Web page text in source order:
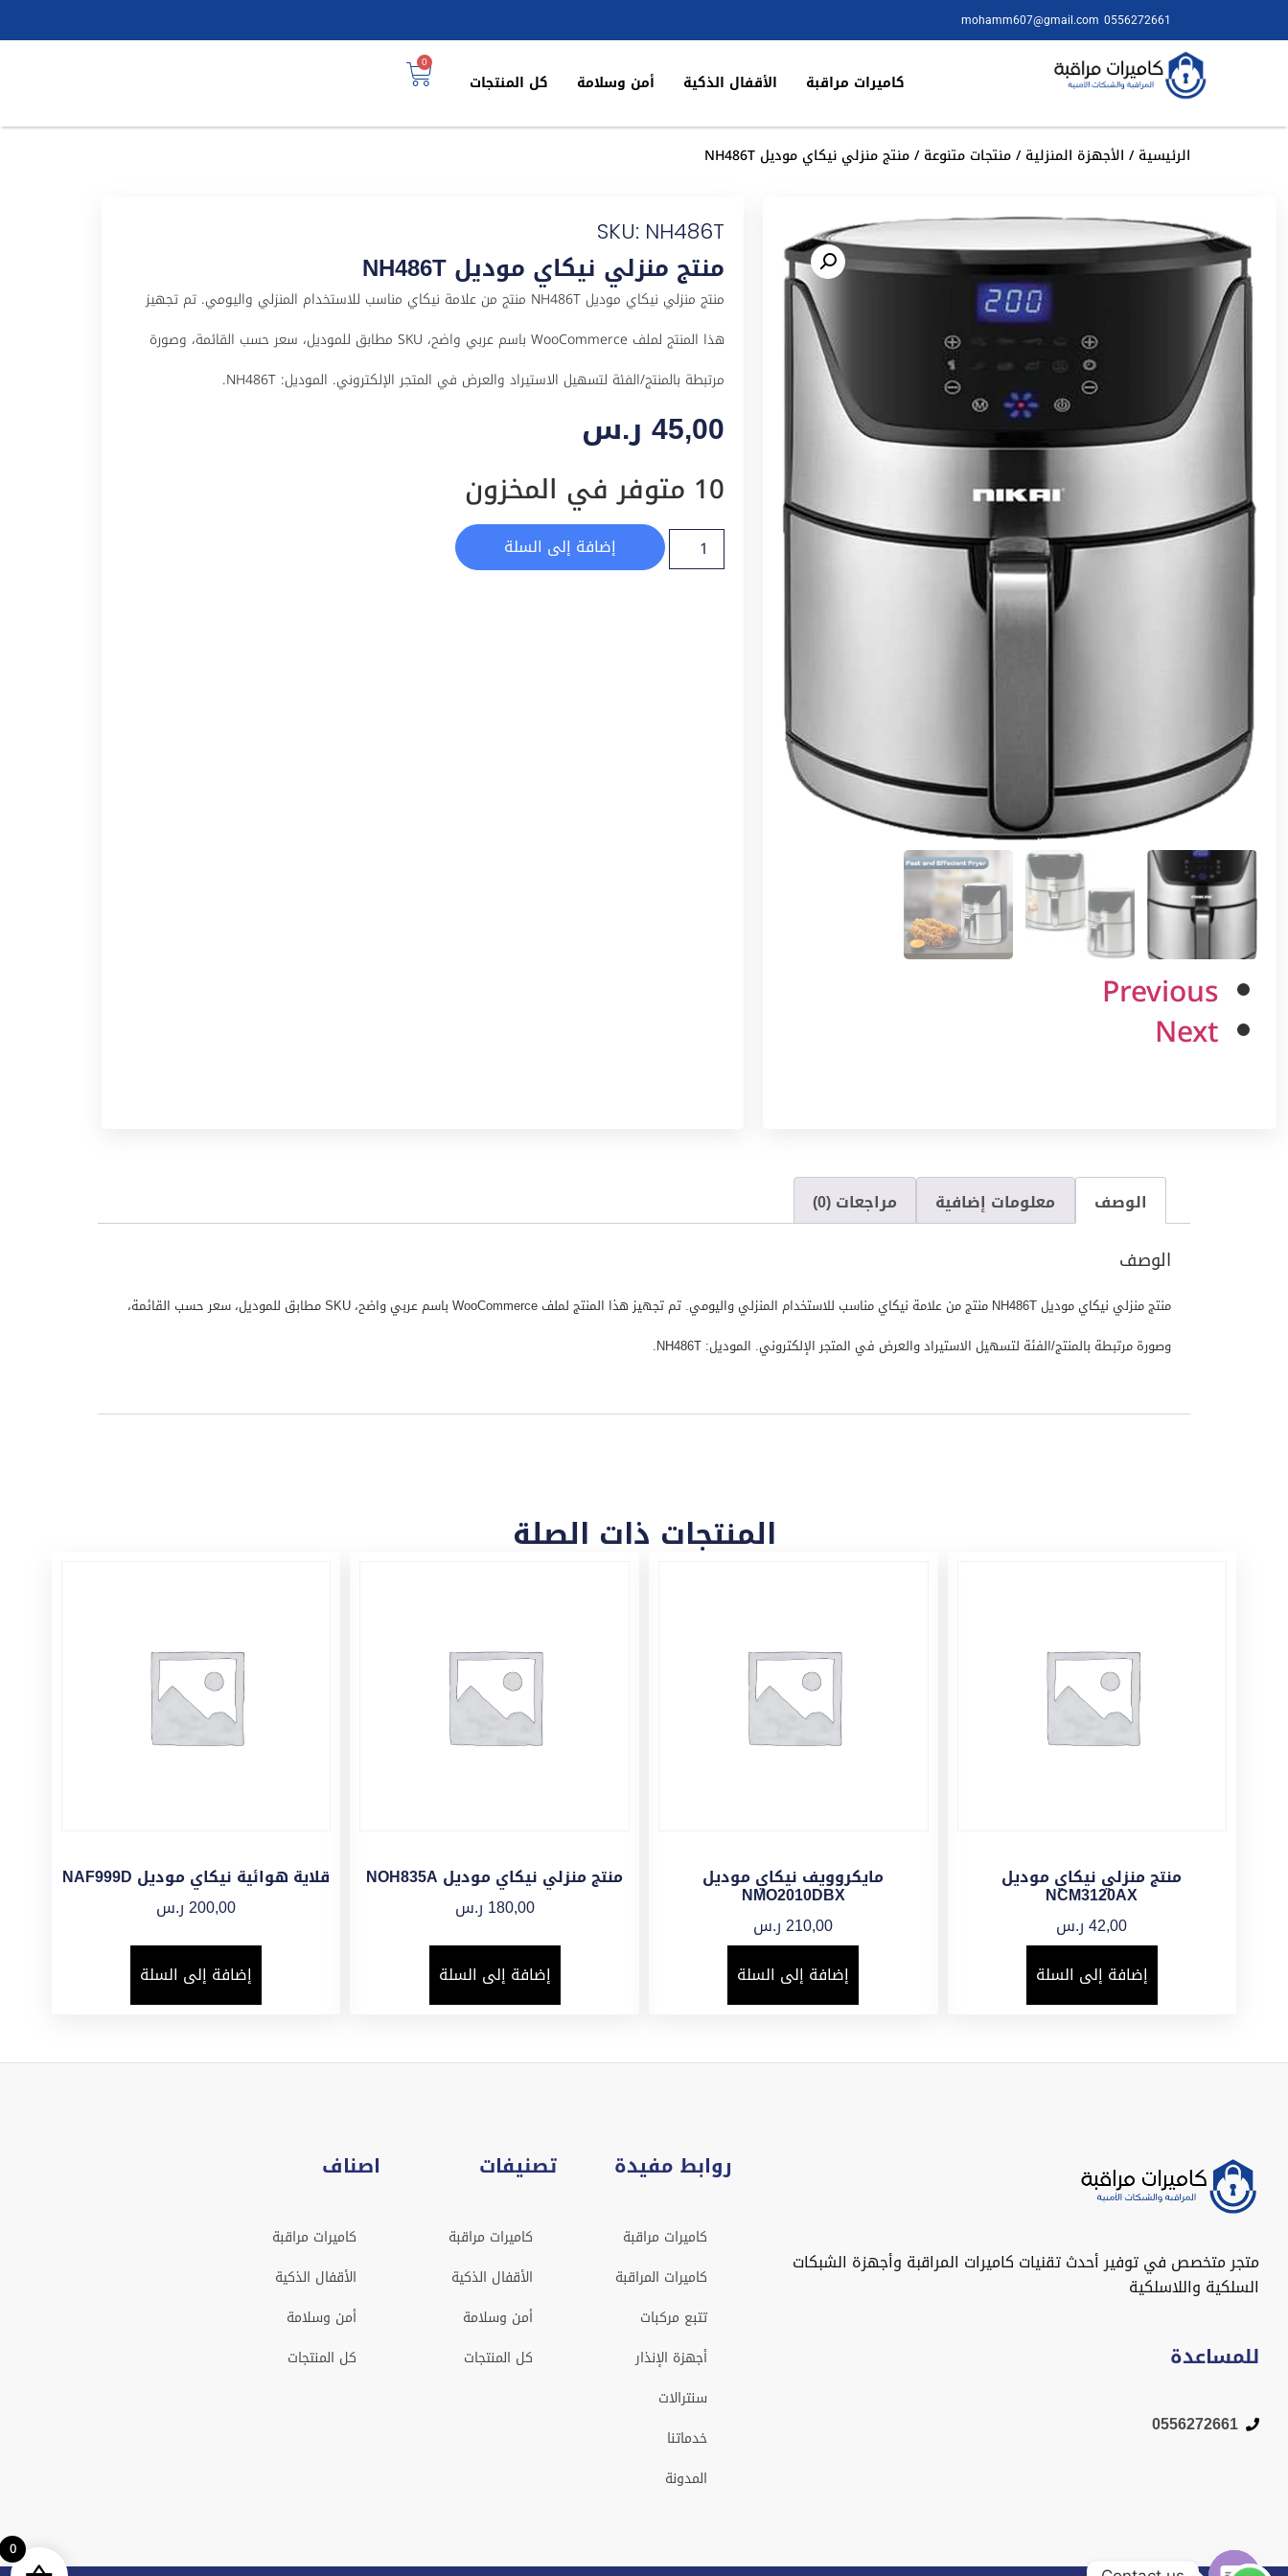
0556272661
mohamm607@gmail.com
كاميرات مراقبة الأقفال الذكية أمن وسلامة كل المنتجات
0
الرئيسية/ الأجهزة المنزلية/منتجات متنوعة/ منتج منزلي نيكاي موديل NH486T
Previous
Next
SKU: NH486T
منتج منزلي نيكاي موديل NH486T
منتج منزلي نيكاي موديل NH486T منتج من علامة نيكاي مناسب للاستخدام المنزلي واليومي. تم تجهيز
هذا المنتج لملف WooCommerce باسم عربي واضح، SKU مطابق للموديل، سعر حسب القائمة، وصورة
مرتبطة بالمنتج/الفئة لتسهيل الاستيراد والعرض في المتجر الإلكتروني. الموديل: NH486T.
45,00 ر.س
10 متوفر في المخزون
إضافة إلى السلة
الوصف معلومات إضافية مراجعات (0)
الوصف
منتج منزلي نيكاي موديل NH486T منتج من علامة نيكاي مناسب للاستخدام المنزلي واليومي. تم تجهيز هذا المنتج لملف WooCommerce باسم عربي واضح، SKU مطابق للموديل، سعر حسب القائمة،
وصورة مرتبطة بالمنتج/الفئة لتسهيل الاستيراد والعرض في المتجر الإلكتروني. الموديل: NH486T.
المنتجات ذات الصلة
منتج منزلي نيكاي موديل
NCM3120AX
42,00 ر.س
إضافة إلى السلة
مايكروويف نيكاي موديل
NMO2010DBX
210,00 ر.س
إضافة إلى السلة
منتج منزلي نيكاي موديل NOH835A
180,00 ر.س
إضافة إلى السلة
قلاية هوائية نيكاي موديل NAF999D
200,00ر.س
إضافة إلى السلة
متجر متخصص في توفير أحدث تقنيات كاميرات المراقبة وأجهزة الشبكات
السلكية واللاسلكية
للمساعدة
0556272661
روابط مفيدة
كاميرات مراقبة
كاميرات المراقبة
تتبع مركبات
أجهزة الإنذار
سنترالات
خدماتنا
المدونة
تصنيفات
كاميرات مراقبة
الأقفال الذكية
أمن وسلامة
كل المنتجات
اصناف
كاميرات مراقبة
الأقفال الذكية
أمن وسلامة
كل المنتجات
0